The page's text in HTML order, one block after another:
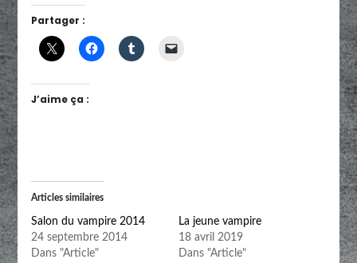
Partager :
J’aime ça :
Articles similaires
Salon du vampire 2014
24 septembre 2014
Dans "Article"
La jeune vampire
18 avril 2019
Dans "Article"